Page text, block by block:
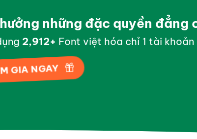
những đặc quyền đẳng
2,998+ Font việt hóa chỉ 1 tài khoản
GIA NGAY